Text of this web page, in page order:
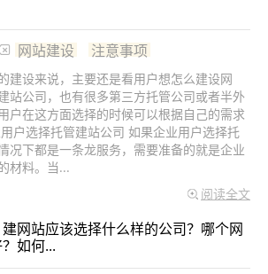
网站建设 注意事项
建设来说，主要还是看用户想怎么建设网
站公司，也有很多第三方托管公司或者半外
户在这方面选择的时候可以根据自己的需求
户选择托管建站公司 如果企业用户选择托
况下都是一条龙服务，需要准备的就是企业
材料。当...
阅读全文
建网站应该选择什么样的公司？哪个网
如何...